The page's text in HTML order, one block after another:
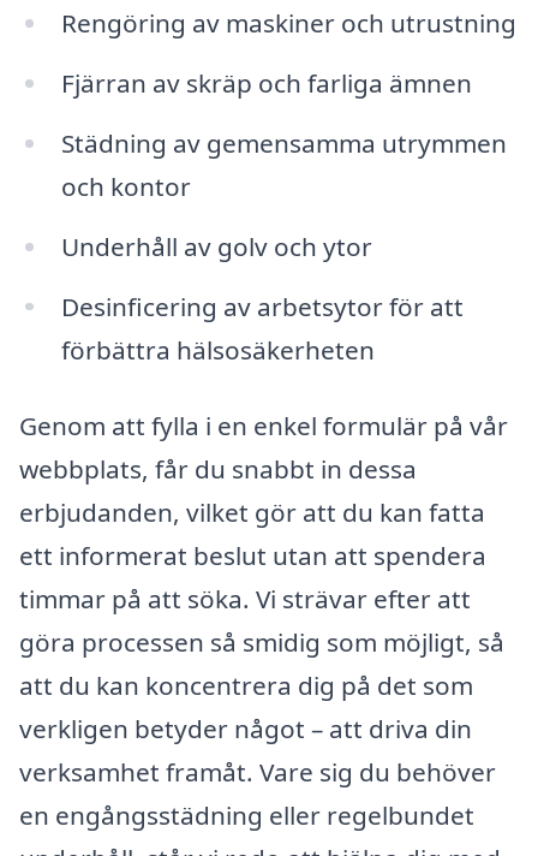
Rengöring av maskiner och utrustning
Fjärran av skräp och farliga ämnen
Städning av gemensamma utrymmen
och kontor
Underhåll av golv och ytor
Desinficering av arbetsytor för att
förbättra hälsosäkerheten
Genom att fylla i en enkel formulär på vår
webbplats, får du snabbt in dessa
erbjudanden, vilket gör att du kan fatta
ett informerat beslut utan att spendera
timmar på att söka. Vi strävar efter att
göra processen så smidig som möjligt, så
att du kan koncentrera dig på det som
verkligen betyder något – att driva din
verksamhet framåt. Vare sig du behöver
en engångsstädning eller regelbundet